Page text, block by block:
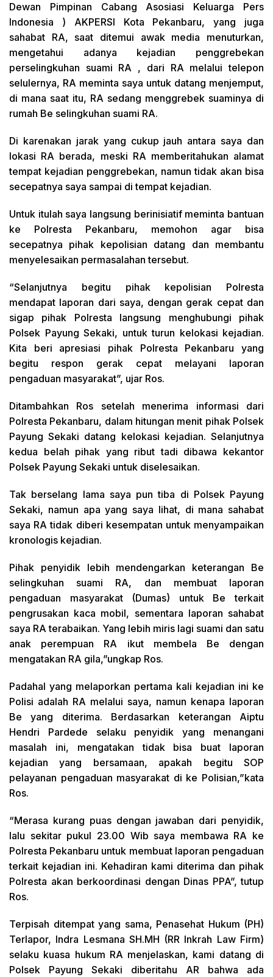
Dewan Pimpinan Cabang Asosiasi Keluarga Pers
Indonesia ) AKPERSI Kota Pekanbaru, yang juga
sahabat RA, saat ditemui awak media menuturkan,
mengetahui adanya kejadian penggrebekan
perselingkuhan suami RA , dari RA melalui telepon
selulernya, RA meminta saya untuk datang menjemput,
di mana saat itu, RA sedang menggrebek suaminya di
rumah Be selingkuhan suami RA.
Di karenakan jarak yang cukup jauh antara saya dan
lokasi RA berada, meski RA memberitahukan alamat
tempat kejadian penggrebekan, namun tidak akan bisa
secepatnya saya sampai di tempat kejadian.
Untuk itulah saya langsung berinisiatif meminta bantuan
ke Polresta Pekanbaru, memohon agar bisa
secepatnya pihak kepolisian datang dan membantu
menyelesaikan permasalahan tersebut.
“Selanjutnya begitu pihak kepolisian Polresta
mendapat laporan dari saya, dengan gerak cepat dan
sigap pihak Polresta langsung menghubungi pihak
Polsek Payung Sekaki, untuk turun kelokasi kejadian.
Kita beri apresiasi pihak Polresta Pekanbaru yang
begitu respon gerak cepat melayani laporan
pengaduan masyarakat”, ujar Ros.
Ditambahkan Ros setelah menerima informasi dari
Polresta Pekanbaru, dalam hitungan menit pihak Polsek
Payung Sekaki datang kelokasi kejadian. Selanjutnya
kedua belah pihak yang ribut tadi dibawa kekantor
Polsek Payung Sekaki untuk diselesaikan.
Tak berselang lama saya pun tiba di Polsek Payung
Sekaki, namun apa yang saya lihat, di mana sahabat
saya RA tidak diberi kesempatan untuk menyampaikan
kronologis kejadian.
Pihak penyidik lebih mendengarkan keterangan Be
selingkuhan suami RA, dan membuat laporan
pengaduan masyarakat (Dumas) untuk Be terkait
pengrusakan kaca mobil, sementara laporan sahabat
saya RA terabaikan. Yang lebih miris lagi suami dan satu
anak perempuan RA ikut membela Be dengan
mengatakan RA gila,”ungkap Ros.
Padahal yang melaporkan pertama kali kejadian ini ke
Polisi adalah RA melalui saya, namun kenapa laporan
Be yang diterima. Berdasarkan keterangan Aiptu
Hendri Pardede selaku penyidik yang menangani
masalah ini, mengatakan tidak bisa buat laporan
kejadian yang bersamaan, apakah begitu SOP
pelayanan pengaduan masyarakat di ke Polisian,”kata
Ros.
“Merasa kurang puas dengan jawaban dari penyidik,
lalu sekitar pukul 23.00 Wib saya membawa RA ke
Polresta Pekanbaru untuk membuat laporan pengaduan
terkait kejadian ini. Kehadiran kami diterima dan pihak
Polresta akan berkoordinasi dengan Dinas PPA”, tutup
Ros.
Terpisah ditempat yang sama, Penasehat Hukum (PH)
Terlapor, Indra Lesmana SH.MH (RR Inkrah Law Firm)
selaku kuasa hukum RA menjelaskan, kami datang di
Polsek Payung Sekaki diberitahu AR bahwa ada